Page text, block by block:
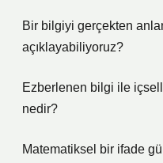
Bir bilgiyi gerçekten
açıklayabiliyoruz?
Ezberlenen bilgi ile
nedir?
Matematiksel bir ifade